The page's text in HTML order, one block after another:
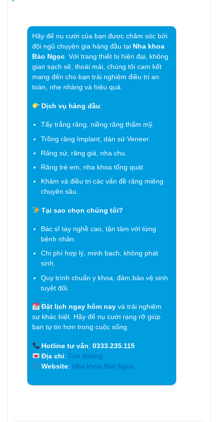
Hãy để nụ cười của bạn được chăm sóc bởi
đội ngũ chuyên gia hàng đầu tại Nha khoa
Bảo Ngọc. Với trang thiết bị hiện đại, không
gian sạch sẽ, thoải mái, chúng tôi cam kết
mang đến cho bạn trải nghiệm điều trị an
toàn, nhẹ nhàng và hiệu quả.
Dịch vụ hàng đầu:
Tẩy trắng răng, niềng răng thẩm mỹ.
Trồng răng Implant, dán sứ Veneer.
Răng sứ, răng giả, nha chu.
Răng trẻ em, nha khoa tổng quát
Khám và điều trị các vấn đề răng miệng
chuyên sâu.
Tại sao chọn chúng tôi?
Bác sĩ tay nghề cao, tận tâm với từng
bệnh nhân.
Chi phí hợp lý, minh bạch, không phát
sinh.
Quy trình chuẩn y khoa, đảm bảo vệ sinh
tuyệt đối.
Đặt lịch ngay hôm nay và trải nghiệm
sự khác biệt. Hãy để nụ cười rạng rỡ giúp
bạn tự tin hơn trong cuộc sống.
Hotline tư vấn:0333.235.115
Địa chỉ:Tìm đường
Website: Nha khoa Bảo Ngọc